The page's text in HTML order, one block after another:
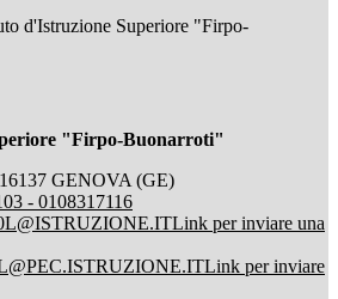
d'Istruzione Superiore "Firpo-
"Firpo-Buonarroti"
GENOVA (GE)
- 0108317116
Link per inviare una
Link per inviare